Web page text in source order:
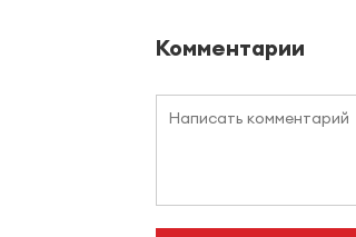
Комментарии